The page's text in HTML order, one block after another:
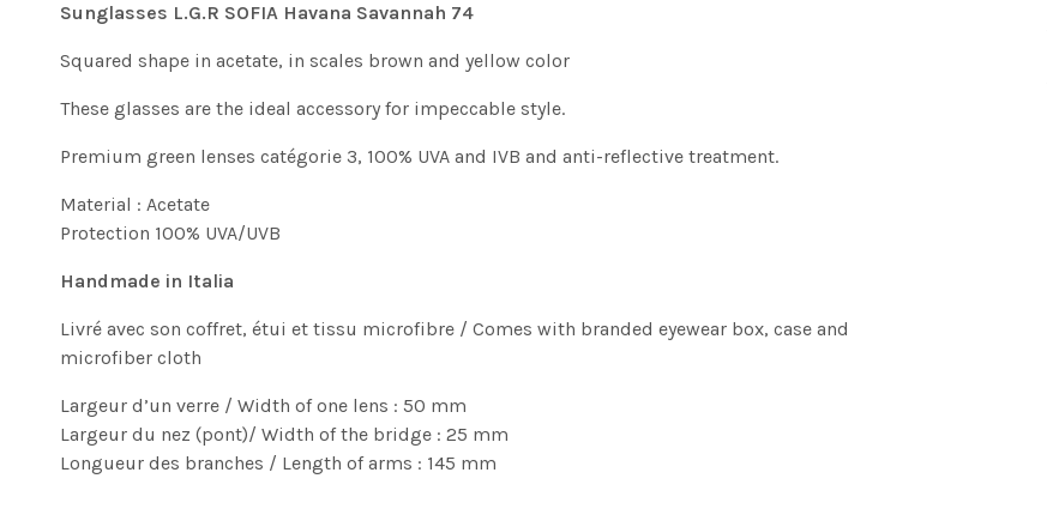
Sunglasses L.G.R SOFIA Havana Savannah 74
Squared shape in acetate, in scales brown and yellow color
These glasses are the ideal accessory for impeccable style.
Premium green lenses catégorie 3, 100% UVA and IVB and anti-reflective treatment.
Material : Acetate
Protection 100% UVA/UVB
Handmade in Italia
Livré avec son coffret, étui et tissu microfibre / Comes with branded eyewear box, case and
microfiber cloth
Largeur d’un verre / Width of one lens : 50 mm
Largeur du nez (pont)/ Width of the bridge : 25 mm
Longueur des branches / Length of arms : 145 mm